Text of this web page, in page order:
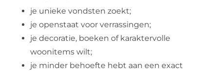
je unieke vondsten zoekt;
je openstaat voor verrassingen;
je decoratie, boeken of karaktervolle
woonitems wilt;
je minder behoefte hebt aan een exact